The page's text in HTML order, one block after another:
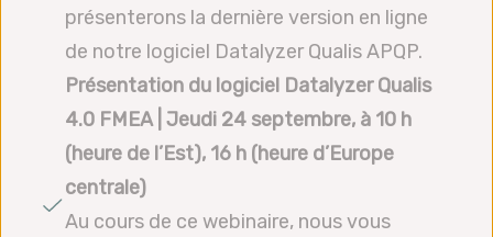
présenterons la dernière version en ligne
de notre logiciel Datalyzer Qualis APQP.
Présentation du logiciel Datalyzer Qualis
4.0 FMEA | Jeudi 24 septembre, à 10 h
(heure de l’Est), 16 h (heure d’Europe
centrale)
Au cours de ce webinaire, nous vous